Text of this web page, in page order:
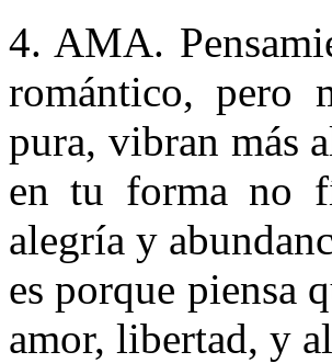
4. AMA.
romántico, pero
pura, vibran más
en tu forma no
alegría y
es porque piensa
amor, libertad, y